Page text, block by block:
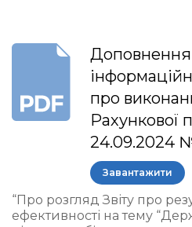
про
Рахункової
24.09.2024
Завантажити
“Про розгляд Звіту про
ефективності на тему